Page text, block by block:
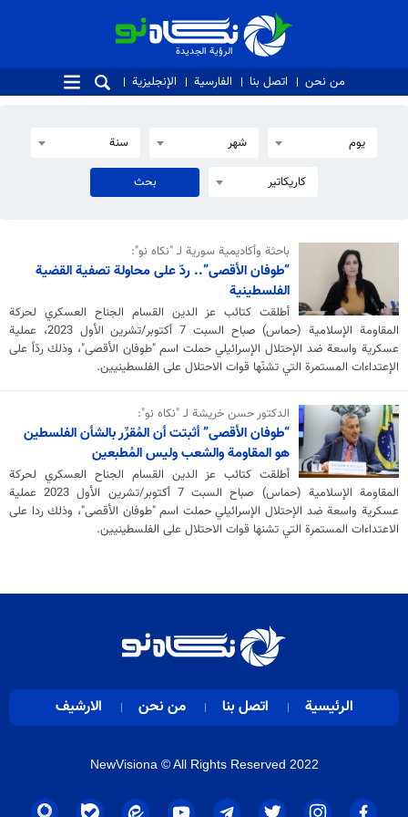
الرؤية الجديدة
الرؤية الجديدة
من نحن اتصل بنا الفارسية الإنجليزية
يوم شهر سنة
كاريكاتير
باحثة وأكاديمية سورية لـ "نكاه نو":
“طوفان الأقصى”.. ردّ على محاولة تصفية القضية
الفلسطينية
أطلقت كتائب عز الدين القسام الجناح العسكري لحركة
المقاومة الإسلامية (حماس) صباح السبت 7 أكتوبر/تشرين الأول 2023، عملية
عسكرية واسعة ضد الإحتلال الإسرائيلي حملت اسم "طوفان الأقصى"، وذلك ردّاً على
الإعتداءات المستمرة التي تشنّها قوات الاحتلال على الفلسطينيين.
الدكتور حسن خريشة لـ "نكاه نو":
“طوفان الأقصى” أثبتت أن المُقرِّر بالشأن الفلسطين
هو المقاومة والشعب وليس المُطبعين
أطلقت كتائب عز الدين القسام الجناح العسكري لحركة
المقاومة الإسلامية (حماس) صباح السبت 7 أكتوبر/تشرين الأول 2023 عملية
عسكرية واسعة ضد الإحتلال الإسرائيلي حملت اسم "طوفان الأقصى"، وذلك ردا على
الاعتداءات المستمرة التي تشنها قوات الاحتلال على الفلسطينيين.
الرئيسية اتصل بنا من نحن الارشيف
NewVisiona © All Rights Reserved 2022